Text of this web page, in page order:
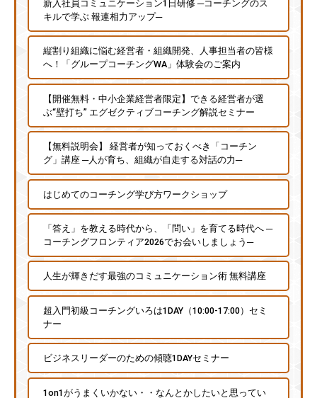
新入社員コミュニケーション1日研修 ─コーチングのス
キルで学ぶ 報連相力アップ─
縦割り組織に悩む経営者・組織開発、人事担当者の皆様
へ！「グループコーチングWA」体験会のご案内
【開催無料・中小企業経営者限定】できる経営者が選
ぶ“壁打ち” エグゼクティブコーチング解説セミナー
【無料説明会】 経営者が知っておくべき「コーチン
グ」講座 ─人が育ち、組織が自走する対話の力─
はじめてのコーチング学び方ワークショップ
「答え」を教える時代から、「問い」を育てる時代へ ─
コーチングフロンティア2026でお会いしましょう─
人生が輝きだす最強のコミュニケーション術 無料講座
超入門初級コーチングいろは1DAY（10:00-17:00）セミ
ナー
ビジネスリーダーのための傾聴1DAYセミナー
1on1がうまくいかない・・なんとかしたいと思ってい